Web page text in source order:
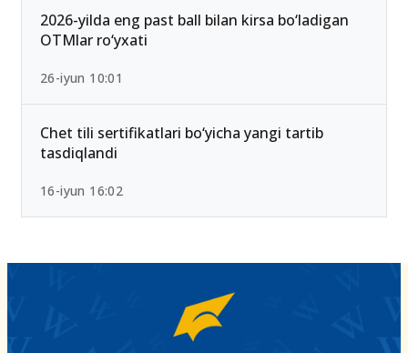
15-iyun 10:27
2026-yilda eng past ball bilan kirsa bo‘ladigan
OTMlar ro‘yxati
26-iyun 10:01
Chet tili sertifikatlari bo‘yicha yangi tartib
tasdiqlandi